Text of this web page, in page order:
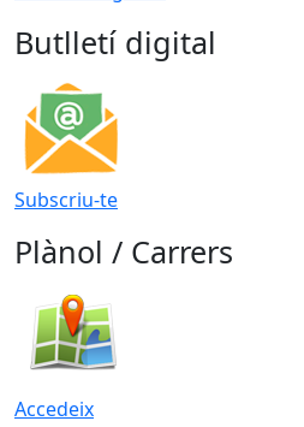
Butlletí digital
Subscriu-te
Plànol / Carrers
Accedeix